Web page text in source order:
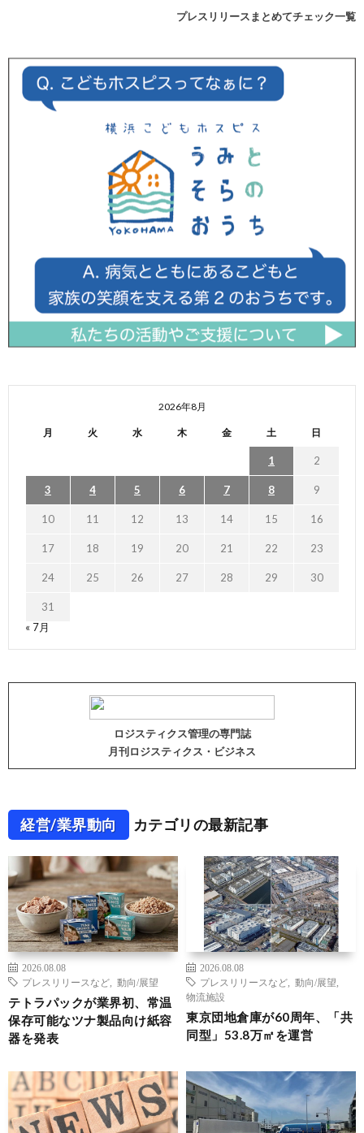
プレスリリースまとめてチェック一覧
2026年8月
月 火 水 木 金 土 日
1 2
3 4 5 6 7 8 9
10 11 12 13 14 15 16
17 18 19 20 21 22 23
24 25 26 27 28 29 30
31
« 7月
ロジスティクス管理の専門誌
月刊ロジスティクス・ビジネス
経営/業界動向 カテゴリの最新記事
2026.08.08
プレスリリースなど
動向/展望
テトラパックが業界初、常温
保存可能なツナ製品向け紙容
器を発表
2026.08.08
プレスリリースなど
動向/展望
物流施設
東京団地倉庫が60周年、「共
同型」53.8万㎡を運営